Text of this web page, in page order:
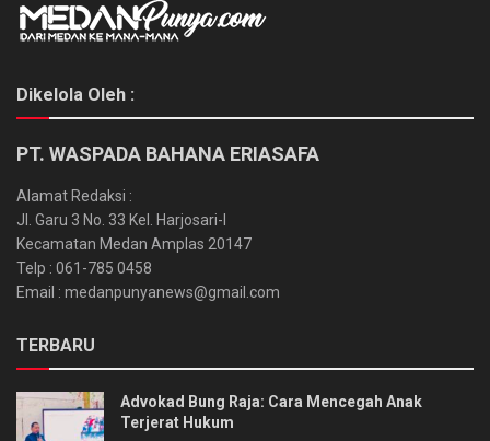
Dikelola Oleh :
PT. WASPADA BAHANA ERIASAFA
Alamat Redaksi :
Jl. Garu 3 No. 33 Kel. Harjosari-I
Kecamatan Medan Amplas 20147
Telp : 061-785 0458
Email : medanpunyanews@gmail.com
TERBARU
Advokad Bung Raja: Cara Mencegah Anak
Terjerat Hukum